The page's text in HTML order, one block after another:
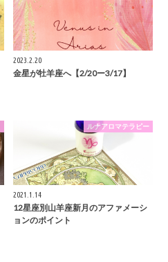
2023.2.20
金星が牡羊座へ【2/20ー3/17】
ルナアロマテラピー
2021.1.14
12星座別山羊座新月のアファメーシ
ョンのポイント